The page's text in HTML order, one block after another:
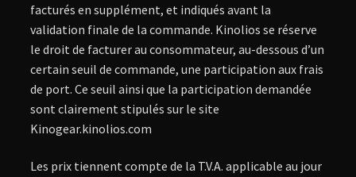
facturés en supplément, et indiqués avant la
validation finale de la commande. Kinolios se réserve
le droit de facturer au consommateur, au-dessous d’un
certain seuil de commande, une participation aux frais
de port. Ce seuil ainsi que la participation demandée
sont clairement stipulés sur le site
Kinogear.kinolios.com
Les prix tiennent compte de la T.V.A. applicable au jour